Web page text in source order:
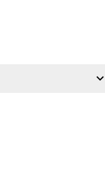
keyboard_arrow_down